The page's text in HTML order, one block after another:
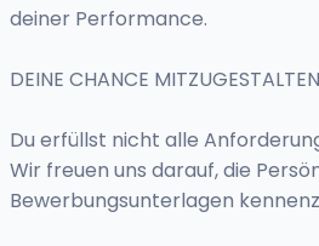
deiner Performance.
DEINE CHANCE MITZUGESTALTEN
Du erfüllst nicht alle
Wir freuen uns darauf, die
Bewerbungsunterlagen